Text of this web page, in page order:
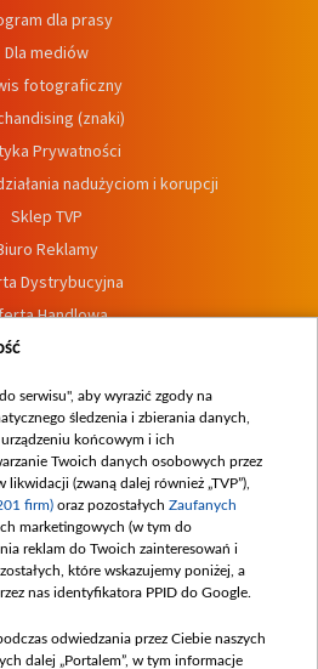
dla prasy
Dla mediów
fotograficzny
(znaki)
Prywatności
nadużyciom i korupcji
Sklep TVP
Reklamy
Dystrybucyjna
Handlowa
Dostępność
wewnętrznych
serwisu", aby wyrazić zgody na
śledzenia i zbierania danych,
końcowym i ich
Twoich danych osobowych przez
likwidacji (zwaną dalej również „TVP”),
firm) oraz pozostałych Zaufanych
marketingowych (w tym do
reklam do Twoich zainteresowań i
które wskazujemy poniżej, a
nas identyfikatora PPID do Google.
odwiedzania przez Ciebie naszych
dalej „Portalem”, w tym informacje